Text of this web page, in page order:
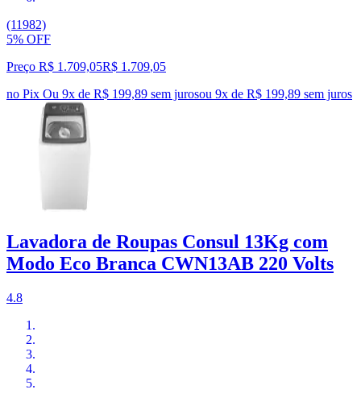
(11982)
5% OFF
Preço R$ 1.709,05R$ 1.709,05
no Pix Ou 9x de R$ 199,89 sem jurosou 9x de R$ 199,89 sem juros
Lavadora de Roupas Consul 13Kg com
Modo Eco Branca CWN13AB 220 Volts
4.8